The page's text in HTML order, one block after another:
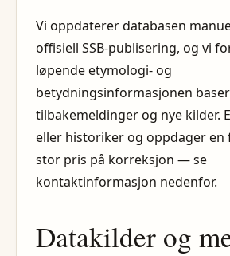
Vi oppdaterer databasen
offisiell SSB-publisering, og vi
løpende etymologi- og
betydningsinformasjonen
tilbakemeldinger og nye kilder.
eller historiker og oppdager en
stor pris på korreksjon — se
kontaktinformasjon nedenfor.
Datakilder og